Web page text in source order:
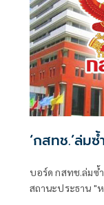
บอร์ด กสทช.ล่มซ้
สถานะประธาน